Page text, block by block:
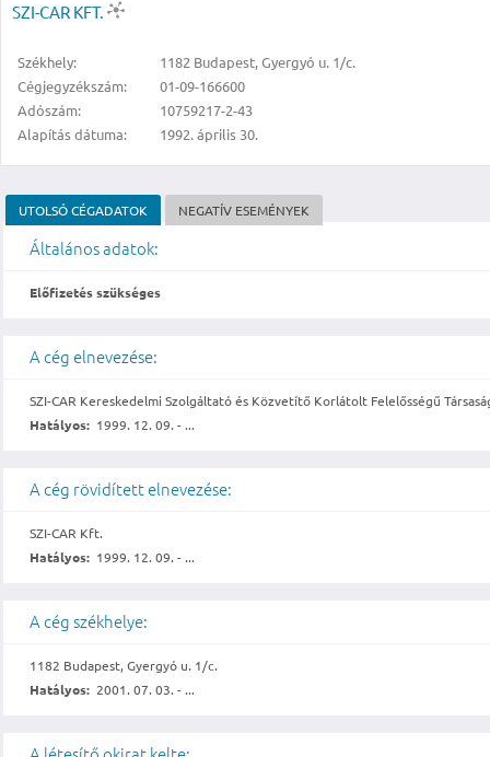
SZI-CAR KFT.
Székhely:
1182 Budapest, Gyergyó u. 1/c.
Cégjegyzékszám:
01-09-166600
Adószám:
10759217-2-43
Alapítás dátuma:
1992. április 30.
UTOLSÓ CÉGADATOK NEGATÍV ESEMÉNYEK
Általános adatok:
Előfizetés szükséges
A cég elnevezése:
SZI-CAR Kereskedelmi Szolgáltató és Közvetítő Korlátolt Felelősségű
Hatályos: 1999. 12. 09. - ...
A cég rövidített elnevezése:
SZI-CAR Kft.
Hatályos: 1999. 12. 09. - ...
A cég székhelye:
1182 Budapest, Gyergyó u. 1/c.
Hatályos: 2001. 07. 03. - ...